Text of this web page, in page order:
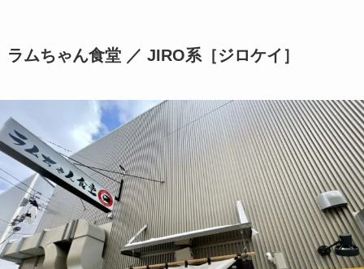
ラムちゃん食堂 ／ JIRO系［ジロケイ］